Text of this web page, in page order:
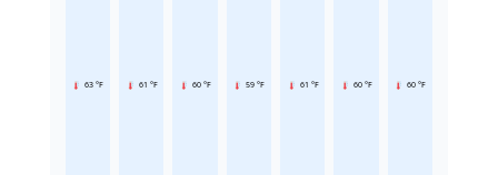
63 °F 61 °F 60 °F 59 °F 61 °F 60 °F 60 °F